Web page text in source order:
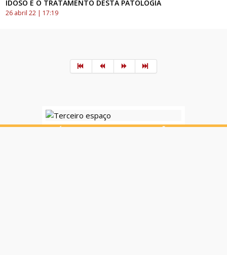
IDOSO E O TRATAMENTO DESTA PATOLOGIA
26 abril 22 | 17:19
EDITORIAL | LUÍS MONTEIRO, MEMBRO DA DIREÇÃO NACIONAL DA